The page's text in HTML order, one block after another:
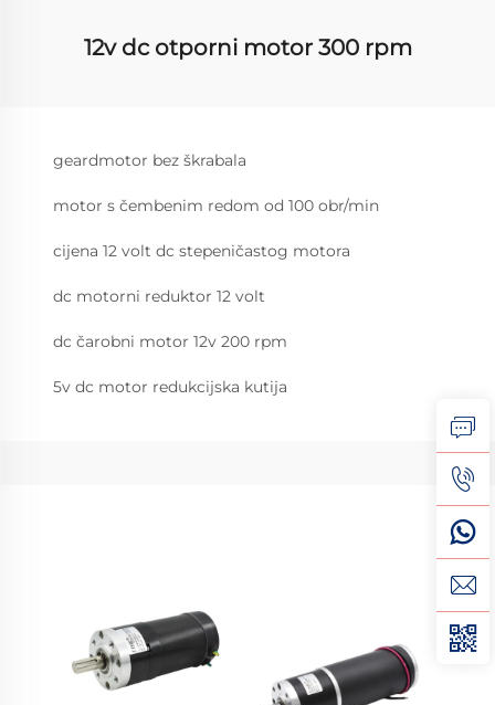
12v dc otporni motor 300 rpm
geardmotor bez škrabala
motor s čembenim redom od 100 obr/min
cijena 12 volt dc stepeničastog motora
dc motorni reduktor 12 volt
dc čarobni motor 12v 200 rpm
5v dc motor redukcijska kutija